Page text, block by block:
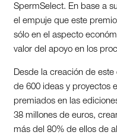
SpermSelect. En base a
el empuje que este
sólo en el aspecto
valor del apoyo en los
Desde la creación de
de 600 ideas y proyectos
premiados en las
38 millones de euros,
más del 80% de ellos de